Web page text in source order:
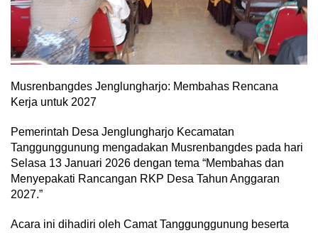
Musrenbangdes Jenglungharjo: Membahas Rencana
Kerja untuk 2027
Pemerintah Desa Jenglungharjo Kecamatan
Tanggunggunung mengadakan Musrenbangdes pada hari
Selasa 13 Januari 2026 dengan tema “Membahas dan
Menyepakati Rancangan RKP Desa Tahun Anggaran
2027.”
Acara ini dihadiri oleh Camat Tanggunggunung beserta